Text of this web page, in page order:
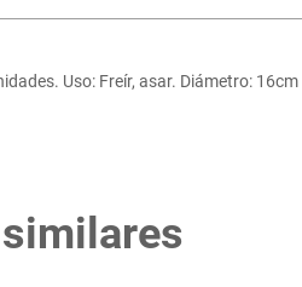
Uso: Freír, asar. Diámetro: 16cm